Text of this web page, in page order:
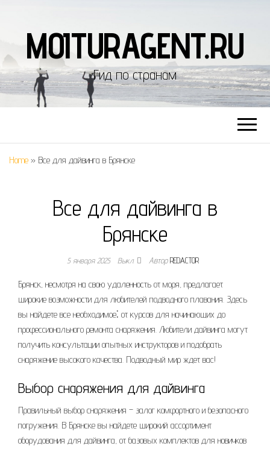
MOITURAGENT.RU
Гид по странам
Home » Все для дайвинга в Брянске
Все для дайвинга в
Брянске
5 января 2025 Выкл. АвторREDACTOR
Брянск, несмотря на свою удаленность от моря, предлагает
широкие возможности для любителей подводного плавания. Здесь
вы найдете все необходимое⁚ от курсов для начинающих до
профессионального ремонта снаряжения. Любители дайвинга могут
получить консультации опытных инструкторов и подобрать
снаряжение высокого качества. Подводный мир ждет вас!
Выбор снаряжения для дайвинга
Правильный выбор снаряжения – залог комфортного и безопасного
погружения. В Брянске вы найдете широкий ассортимент
оборудования для дайвинга, от базовых комплектов для новичков